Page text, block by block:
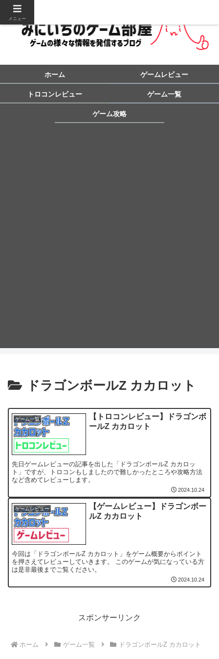
ホーム ゲームレビュー
トロコンレビュー ゲーム一覧
ゲーム攻略
ドラゴンボールZ カカロット
ゲーム一覧
【トロコンレビュー】ドラゴンボ
ールZ カカロット
先日ゲームレビューの記事を出した「ドラゴンボールZ カカロッ
ト」ですが、トロコンもしましたので難しかったところや攻略方法
など含めてレビューします。
2024.10.24
ゲームレビュー
【ゲームレビュー】ドラゴンボー
ルZ カカロット
今回は「ドラゴンボールZ カカロット」をゲーム概要からポイント
を押さえてレビューしていきます。 このゲームが気になっている方
は是非最後までご覧ください。
2024.10.24
スポンサーリンク
ホーム ゲーム一覧 ドラゴンボールZ カカロット
メニュー